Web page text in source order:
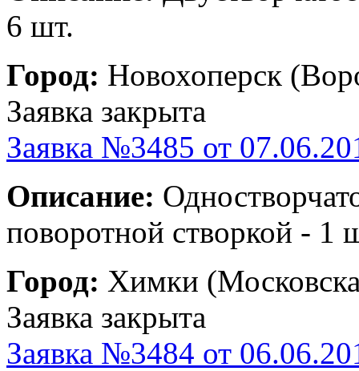
6 шт.
Город: Новохоперск
Заявка закрыта
Заявка №3485 от
Описание:
поворотной створкой - 1
Город: Химки
Заявка закрыта
Заявка №3484 от